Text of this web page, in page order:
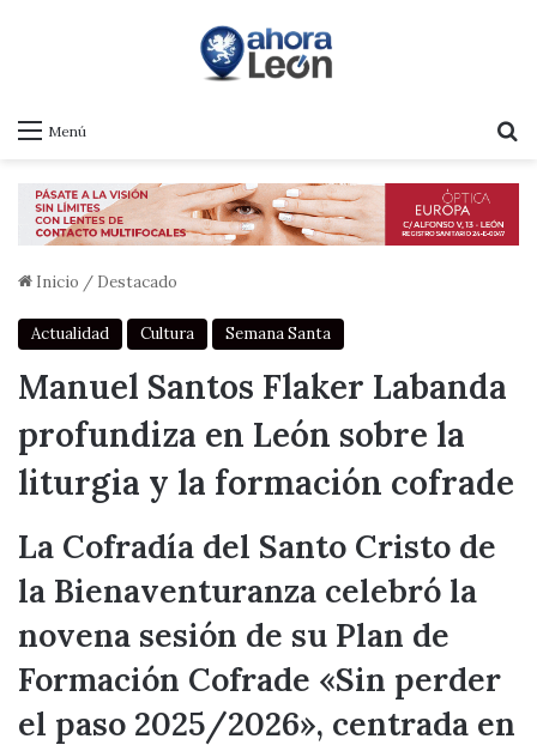
Menú
Inicio / Destacado
Actualidad Cultura Semana Santa
Manuel Santos Flaker Labanda
profundiza en León sobre la
liturgia y la formación cofrade
La Cofradía del Santo Cristo de
la Bienaventuranza celebró la
novena sesión de su Plan de
Formación Cofrade «Sin perder
el paso 2025/2026», centrada en